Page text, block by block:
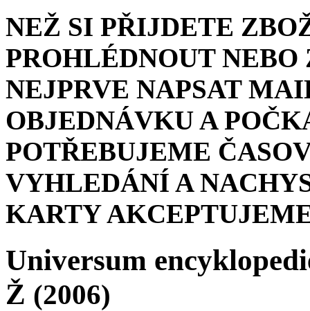
NEŽ SI PŘIJDETE
PROHLÉDNOUT
NEJPRVE NAPSAT
OBJEDNÁVKU A
POTŘEBUJEME
VYHLEDÁNÍ A
KARTY
Universum
Ž (2006)